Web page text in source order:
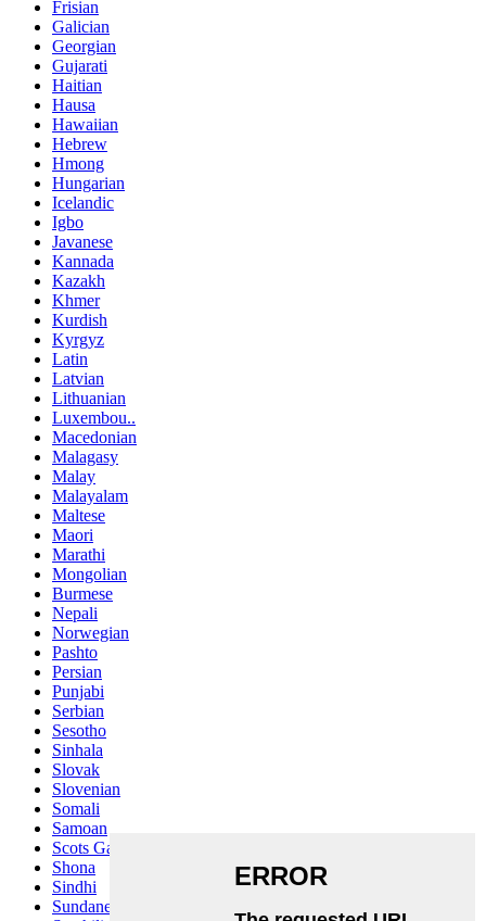
Frisian
Galician
Georgian
Gujarati
Haitian
Hausa
Hawaiian
Hebrew
Hmong
Hungarian
Icelandic
Igbo
Javanese
Kannada
Kazakh
Khmer
Kurdish
Kyrgyz
Latin
Latvian
Lithuanian
Luxembou..
Macedonian
Malagasy
Malay
Malayalam
Maltese
Maori
Marathi
Mongolian
Burmese
Nepali
Norwegian
Pashto
Persian
Punjabi
Serbian
Sesotho
Sinhala
Slovak
Slovenian
Somali
Samoan
Scots Gaelic
Shona
Sindhi
Sundanese